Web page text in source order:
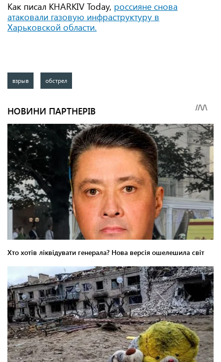
Как писал KHARKIV Today, россияне снова
атаковали газовую инфраструктуру в
Харьковской области.
взрыв обстрел